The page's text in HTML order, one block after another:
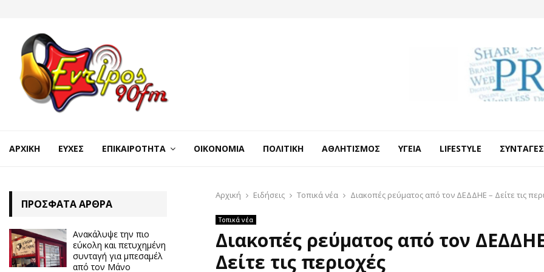
ΑΡΧΙΚΉ ΕΥΧΈΣ ΕΠΙΚΑΙΡΌΤΗΤΑ ΟΙΚΟΝΟΜΊΑ ΠΟΛΙΤΙΚΉ ΑΘΛΗΤΙΣΜΌΣ ΥΓΕΊΑ LIFESTYLE ΣΥΝΤΑΓΈΣ
Αρχική Ειδήσεις Τοπικά νέα Διακοπές ρεύματος από τον ΔΕΔΔΗΕ – Δείτε τις
Τοπικά νέα
Διακοπές ρεύματος από τον
Δείτε τις περιοχές
ΠΡΌΣΦΑΤΑ ΆΡΘΡΑ
Ανακάλυψε την πιο
εύκολη και πετυχημένη
συνταγή για μπεσαμέλ
από τον Μάνο